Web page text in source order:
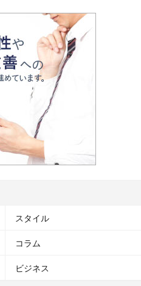
スタイル
コラム
ビジネス